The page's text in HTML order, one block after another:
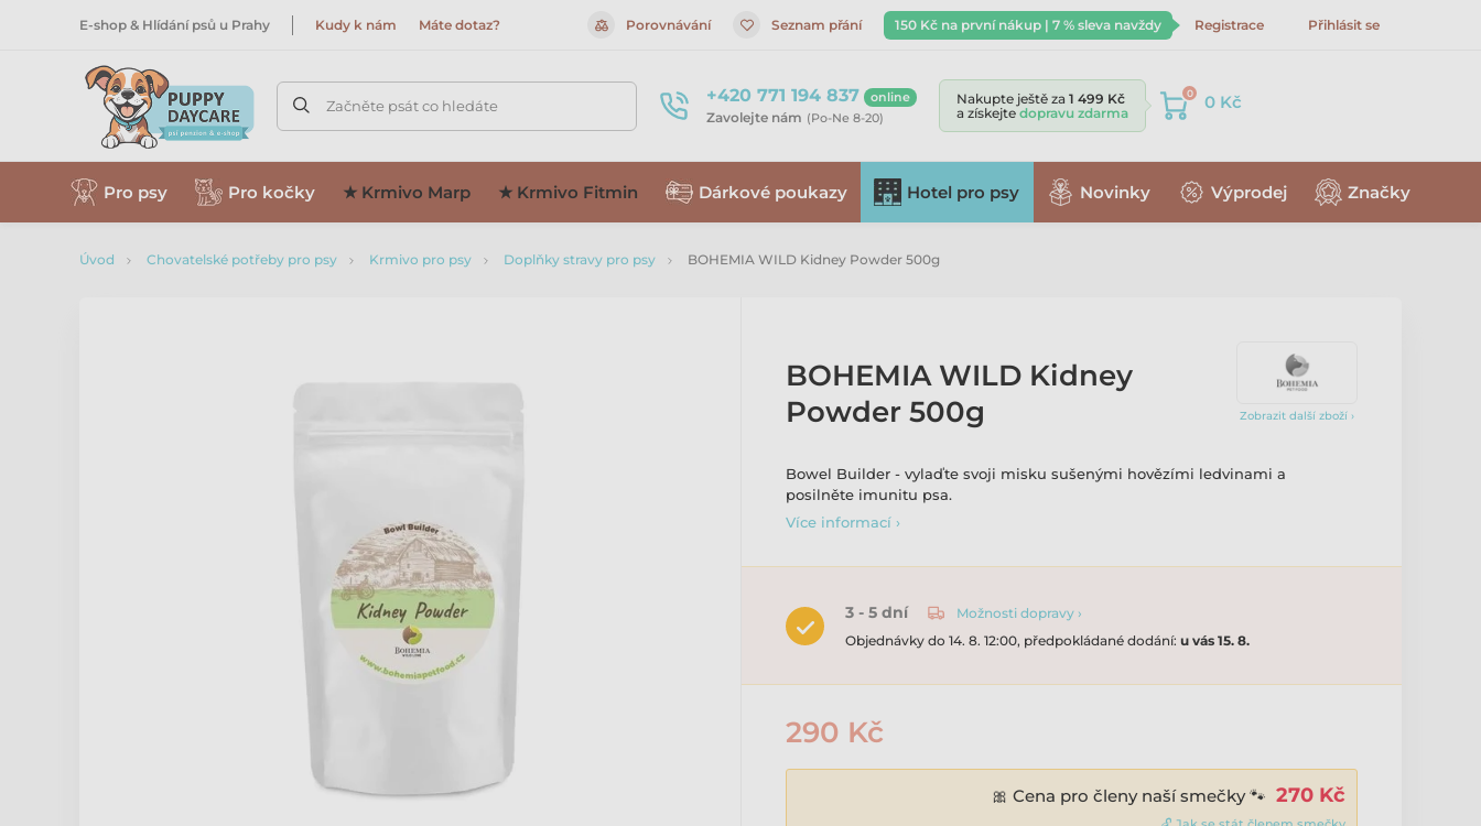
E-shop & Hlídání psů u Prahy Kudy k nám Máte dotaz? Porovnávání Seznam přání 150 Kč na první nákup | 7 % sleva navždy Registrace Přihlásit se
Začněte psát co hledáte +420 771 194 837 online
Zavolejte nám (Po-Ne 8-20)
Nakupte ještě za 1 499 Kč
a získejte dopravu zdarma
0 0 Kč
Pro psy Pro kočky ★ Krmivo Marp ★ Krmivo Fitmin Dárkové poukazy Hotel pro psy Novinky Výprodej Značky
Úvod Chovatelské potřeby pro psy Krmivo pro psy Doplňky stravy pro psy BOHEMIA WILD Kidney Powder 500g
Zobrazit další zboží ›
BOHEMIA WILD Kidney
Powder 500g
Bowel Builder - vylaďte svoji misku sušenými hovězími ledvinami a
posilněte imunitu psa.
Více informací ›
3 - 5 dní
Možnosti dopravy ›
Objednávky do 14. 8. 12:00, předpokládané dodání: u vás 15. 8.
290 Kč
🎀 Cena pro členy naší smečky 🐾 270 Kč